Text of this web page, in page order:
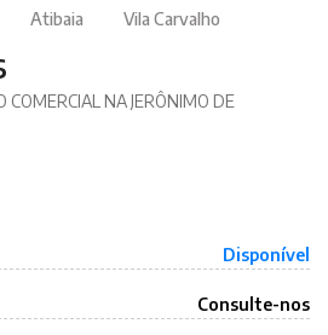
Atibaia Vila Carvalho
COMERCIAL NA JERÔNIMO DE
Disponível
Consulte-nos